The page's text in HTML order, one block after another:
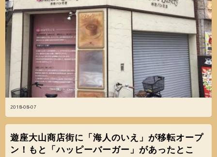
2018-08-07
遊座大山商店街に「海人のいえ」が移転オープ
ン！もと「ハッピーバーガー」があったとこ